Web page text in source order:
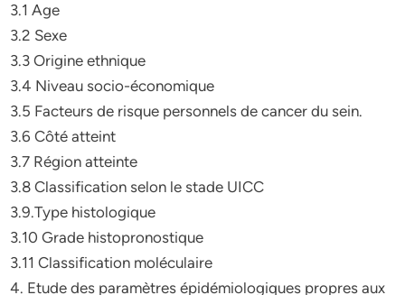
3.1 Age
3.2 Sexe
3.3 Origine ethnique
3.4 Niveau socio-économique
3.5 Facteurs de risque personnels de cancer du sein.
3.6 Côté atteint
3.7 Région atteinte
3.8 Classification selon le stade UICC
3.9.Type histologique
3.10 Grade histopronostique
3.11 Classification moléculaire
4. Etude des paramètres épidémiologiques propres aux